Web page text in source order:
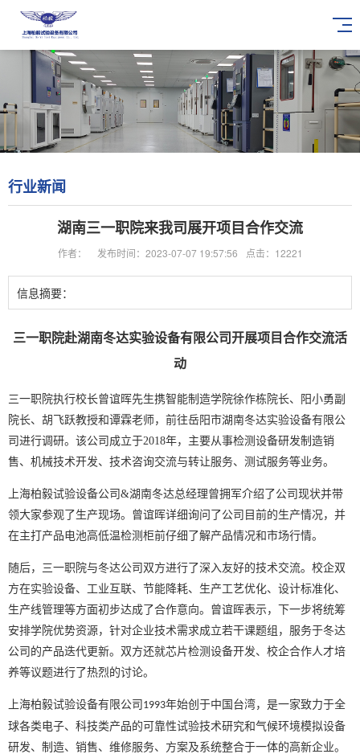
行业新闻
湖南三一职院来我司展开项目合作交流
作者： 发布时间：2023-07-07 19:57:56 点击：12221
信息摘要：
三一职院赴湖南冬达实验设备有限公司开展项目合作交流活
动
三一职院执行校长曾谊晖先生携智能制造学院徐作栋院长、阳小勇副
院长、胡飞跃教授和谭霖老师，前往岳阳市湖南冬达实验设备有限公
司进行调研。该公司成立于2018年，主要从事检测设备研发制造销
售、机械技术开发、技术咨询交流与转让服务、测试服务等业务。
上海柏毅试验设备公司&湖南冬达总经理曾拥军介绍了公司现状并带
领大家参观了生产现场。曾谊晖详细询问了公司目前的生产情况，并
在主打产品电池高低温检测柜前仔细了解产品情况和市场行情。
随后，三一职院与冬达公司双方进行了深入友好的技术交流。校企双
方在实验设备、工业互联、节能降耗、生产工艺优化、设计标准化、
生产线管理等方面初步达成了合作意向。曾谊晖表示，下一步将统筹
安排学院优势资源，针对企业技术需求成立若干课题组，服务于冬达
公司的产品迭代更新。双方还就芯片检测设备开发、校企合作人才培
养等议题进行了热烈的讨论。
上海柏毅试验设备有限公司 1993年始创于中国台湾，是一家致力于全
球各类电子、科技类产品的可靠性试验技术研究和气候环境模拟设备
研发、制造、销售、维修服务、方案及系统整合于一体的高新企业。